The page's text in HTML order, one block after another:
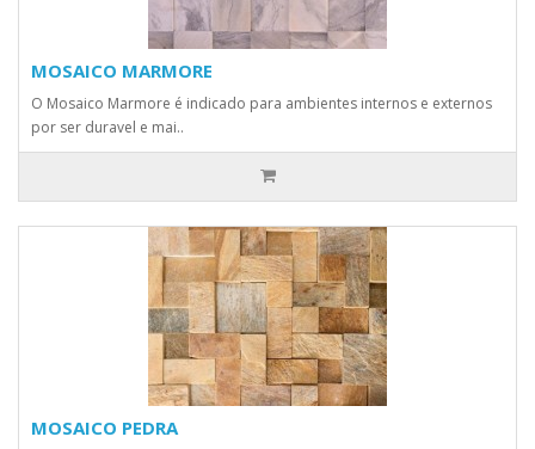
MOSAICO MARMORE
O Mosaico Marmore é indicado para ambientes internos e externos
por ser duravel e mai..
MOSAICO PEDRA